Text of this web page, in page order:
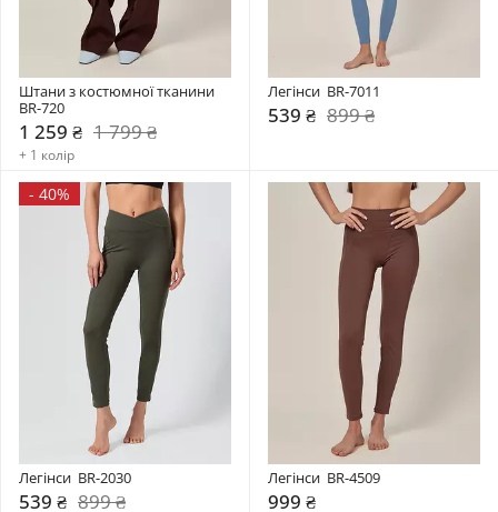
Штани з костюмної тканини
BR-720
1 259 ₴ 1 799 ₴
+ 1 колір
Легінси  BR-7011
539 ₴ 899 ₴
- 40%
Легінси  BR-2030
539 ₴ 899 ₴
Легінси  BR-4509
999 ₴